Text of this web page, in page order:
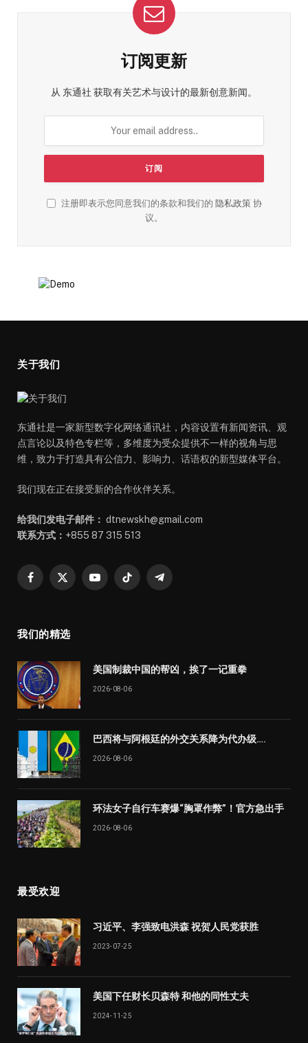
订阅更新
从 东通社 获取有关艺术与设计的最新创意新闻。
注册即表示您同意我们的条款和我们的 隐私政策协
议。
关于我们
东通社是一家新型数字化网络通讯社，内容设置有新闻资讯、观
点言论以及特色专栏等，多维度为受众提供不一样的视角与思
维，致力于打造具有公信力、影响力、话语权的新型媒体平台。
我们现在正在接受新的合作伙伴关系。
给我们发电子邮件： dtnewskh@gmail.com
联系方式： +855 87 315 513
Facebook
X
YouTubeTikTok Telegram
我们的精选
美国制裁中国的帮凶，挨了一记重拳
2026-08-06
巴西将与阿根廷的外交关系降为代办级….
2026-08-06
环法女子自行车赛爆“胸罩作弊”！官方急出手
2026-08-06
最受欢迎
习近平、李强致电洪森 祝贺人民党获胜
2023-07-25
美国下任财长贝森特 和他的同性丈夫
2024-11-25